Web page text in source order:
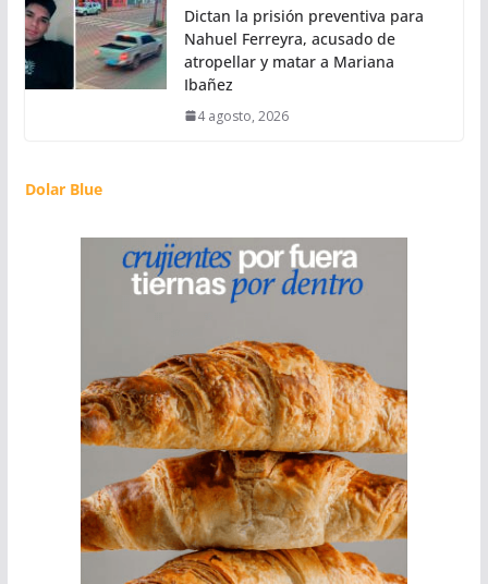
Dictan la prisión preventiva para
Nahuel Ferreyra, acusado de
atropellar y matar a Mariana
Ibañez
4 agosto, 2026
Dolar Blue